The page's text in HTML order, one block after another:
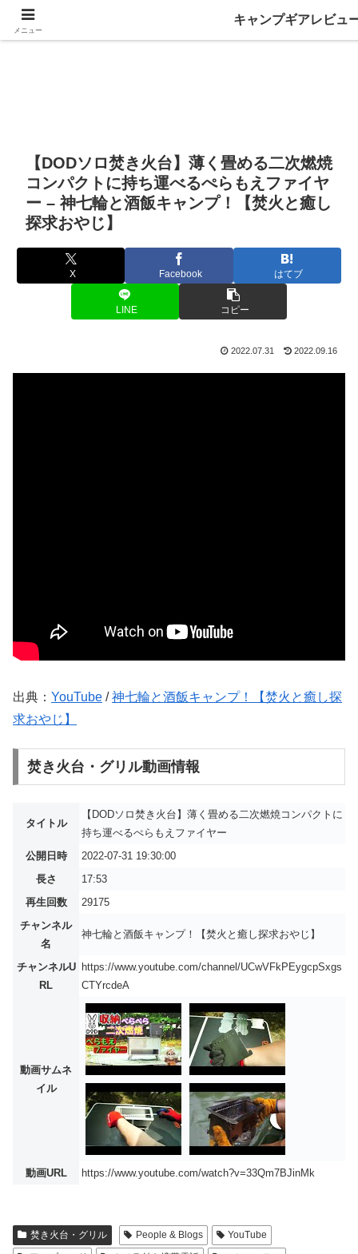
【DODソロ焚き火台】薄く畳める二次燃焼
コンパクトに持ち運べるぺらもえファイヤ
ー – 神七輪と酒飯キャンプ！【焚火と癒し
探求おやじ】
X Facebook はてブ
LINE コピー
2022.07.31 2022.09.16
出典： YouTube /神七輪と酒飯キャンプ！【焚火と癒し探
求おやじ】
焚き火台・グリル動画情報
タイトル
【DODソロ焚き火台】薄く畳める二次燃焼コンパクトに
持ち運べるぺらもえファイヤー
公開日時
2022-07-31 19:30:00
長さ
17:53
再生回数
29175
チャンネル
名
神七輪と酒飯キャンプ！【焚火と癒し探求おやじ】
チャンネルU
RL
https://www.youtube.com/channel/UCwVFkPEygcpSxgs
CTYrcdeA
動画サムネ
イル
動画URL https://www.youtube.com/watch?v=33Qm7BJinMk
焚き火台・グリル People & Blogs
YouTube
メニュー
キャンプギアレビュ